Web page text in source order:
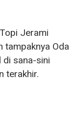
Jerami
tampaknya Oda
di sana-sini
terakhir.